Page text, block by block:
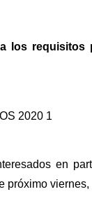
los
en
próximo